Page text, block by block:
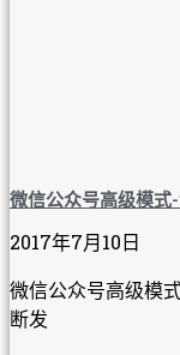
微信公众号高级模式
2017年7月10日
微信公众号高级模
断发